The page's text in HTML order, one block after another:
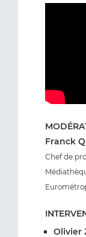
Franck
Chef de
Olivier